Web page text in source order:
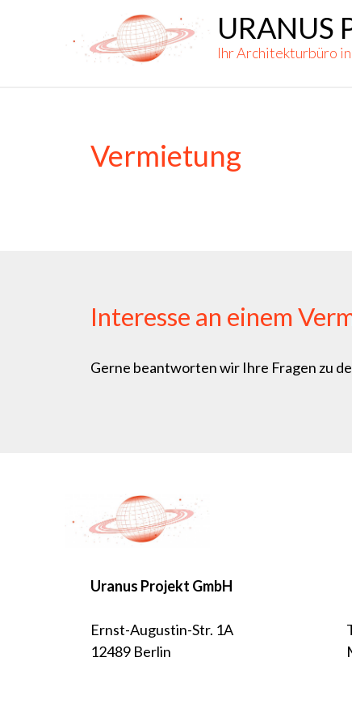
URANUS
Ihr Architekturbüro
Vermietung
Interesse an einem
Gerne beantworten wir Ihre Fragen zu
Uranus Projekt GmbH
Ernst-Augustin-Str. 1A
12489 Berlin